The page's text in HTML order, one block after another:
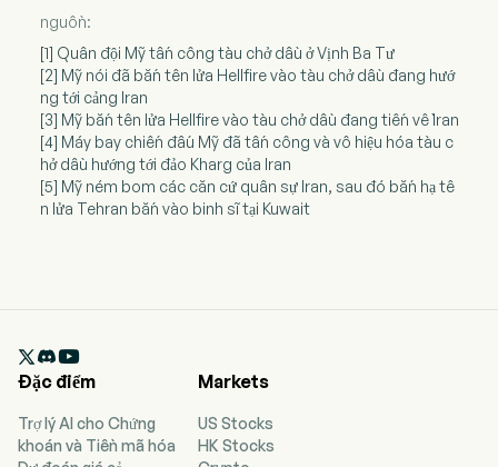
nguồn:
[1] Quân đội Mỹ tấn công tàu chở dầu ở Vịnh Ba Tư
[2] Mỹ nói đã bắn tên lửa Hellfire vào tàu chở dầu đang hướ
ng tới cảng Iran
[3] Mỹ bắn tên lửa Hellfire vào tàu chở dầu đang tiến về Iran
[4] Máy bay chiến đấu Mỹ đã tấn công và vô hiệu hóa tàu c
hở dầu hướng tới đảo Kharg của Iran
[5] Mỹ ném bom các căn cứ quân sự Iran, sau đó bắn hạ tê
n lửa Tehran bắn vào binh sĩ tại Kuwait

Đặc điểm
Trợ lý AI cho Chứng
khoán và Tiền mã hóa
Markets
US Stocks
HK Stocks